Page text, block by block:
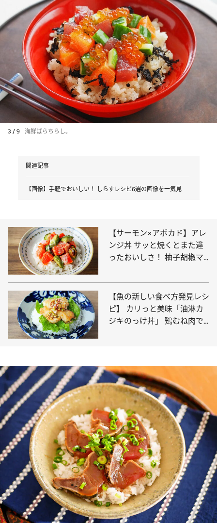
3 / 9 海鮮ばらちらし。
関連記事
【画像】手軽でおいしい！ しらすレシピ6選の画像を一気見
【サーモン×アボカド】アレ
ンジ丼 サッと焼くとまた違
ったおいしさ！ 柚子胡椒マ
【魚の新しい食べ方発見レシ
ピ】 カリっと美味「油淋カ
ジキのっけ丼」 鶏むね肉で